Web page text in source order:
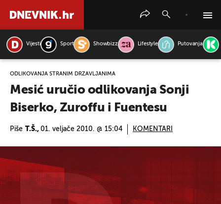
Vijesti Sport Showbizz Lifestyle Putovanja
ODLIKOVANJA STRANIM DRŽAVLJANIMA
Mesić uručio odlikovanja Sonji
Biserko, Zuroffu i Fuentesu
Piše T.Š., 01. veljače 2010. @ 15:04 KOMENTARI
PRETRAŽITE VIJESTI